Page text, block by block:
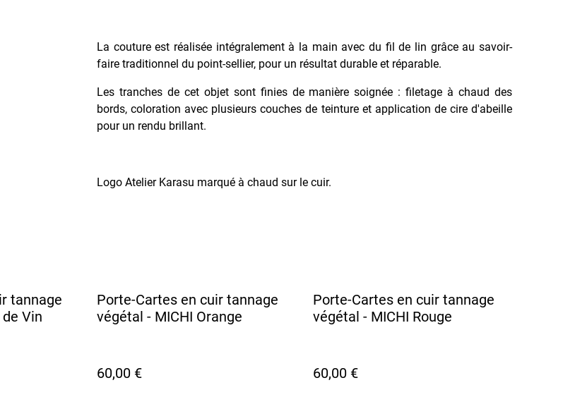
La couture est réalisée intégralement à la main avec du fil de lin grâce au savoir-
faire traditionnel du point-sellier, pour un résultat durable et réparable.
Les tranches de cet objet sont finies de manière soignée : filetage à chaud des
bords, coloration avec plusieurs couches de teinture et application de cire d'abeille
pour un rendu brillant.
Logo Atelier Karasu marqué à chaud sur le cuir.
tannage
Vin
Porte-Cartes en cuir tannage
végétal - MICHI Orange
60,00 €
Porte-Cartes en cuir tannage
végétal - MICHI Rouge
60,00 €